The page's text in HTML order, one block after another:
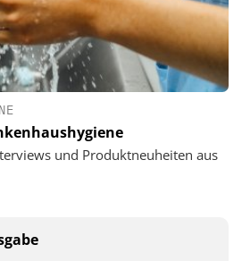
und Produktneuheiten aus